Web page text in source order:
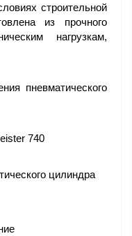
строительной
из прочного
нагрузкам,
пневматического
740
цилиндра